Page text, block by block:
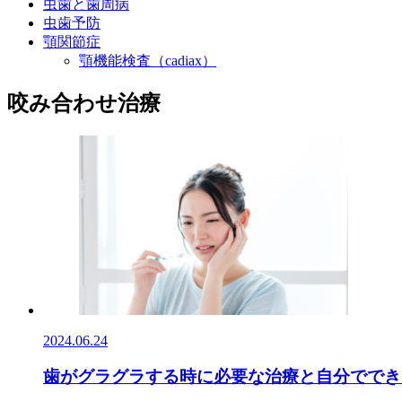
虫歯と歯周病
虫歯予防
顎関節症
顎機能検査（cadiax）
咬み合わせ治療
2024.06.24
歯がグラグラする時に必要な治療と自分でで